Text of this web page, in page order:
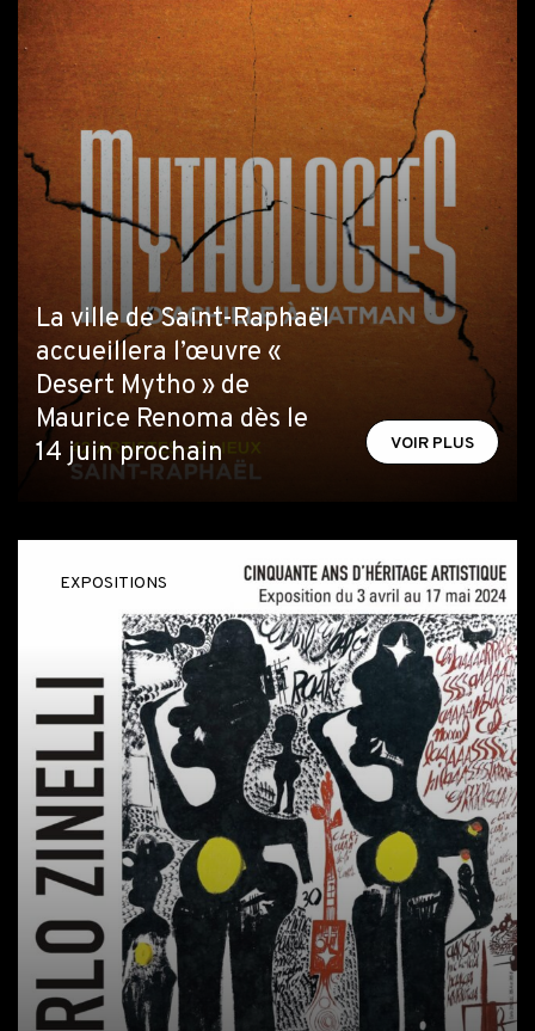
La ville de Saint-Raphaël
accueillera l’œuvre «
Desert Mytho » de
Maurice Renoma dès le
14 juin prochain
VOIR PLUS
EXPOSITIONS